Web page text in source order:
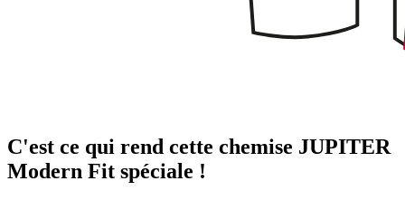
C'est ce qui rend cette chemise JUPITER
Modern Fit spéciale !